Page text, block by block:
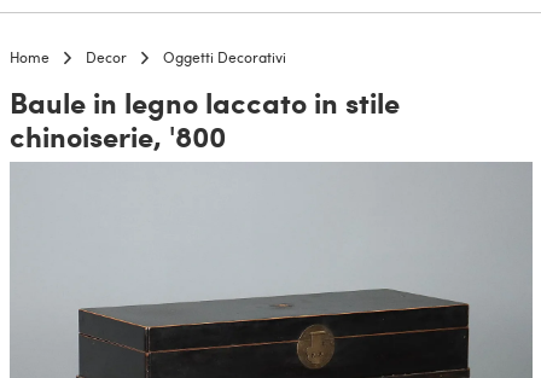
Home Decor Oggetti Decorativi
Baule in legno laccato in stile
chinoiserie, '800